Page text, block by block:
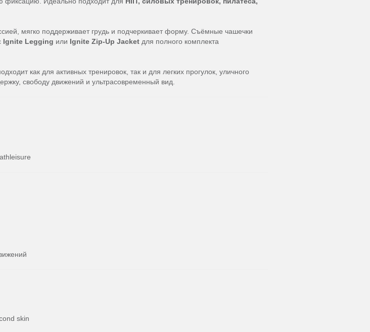
мягко поддерживает грудь и подчеркивает форму. Съёмные чашечки
Ignite Legging или Ignite Zip-Up Jacket для полного комплекта
как для активных тренировок, так и для легких прогулок, уличного
свободу движений и ультрасовременный вид.
skin